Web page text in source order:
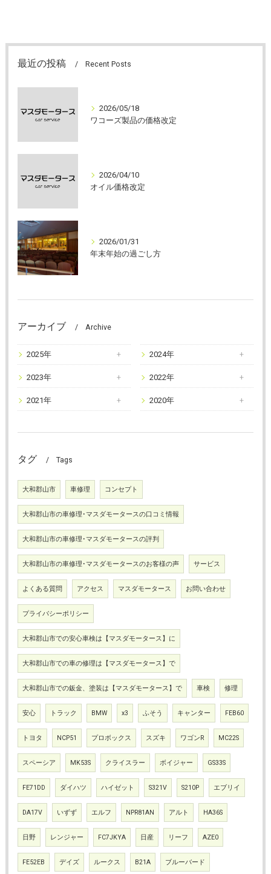
最近の投稿 Recent Posts
2026/05/18
ワコーズ製品の価格改定
2026/04/10
オイル価格改定
2026/01/31
年末年始の過ごし方
アーカイブ Archive
2025年 2024年
2023年 2022年
2021年 2020年
タグ Tags
大和郡山市 車修理 コンセプト
大和郡山市の車修理･マスダモータースの口コミ情報
大和郡山市の車修理･マスダモータースの評判
大和郡山市の車修理･マスダモータースのお客様の声 サービス
よくある質問 アクセス マスダモータース お問い合わせ
プライバシーポリシー
大和郡山市での安心車検は【マスダモータース】に
大和郡山市での車の修理は【マスダモータース】で
大和郡山市での鈑金、塗装は【マスダモータース】で 車検 修理
安心 トラック BMW x3 ふそう キャンター FEB60
トヨタ NCP51 プロボックス スズキ ワゴンR MC22S
スペーシア MK53S クライスラー ボイジャー GS33S
FE71DD ダイハツ ハイゼット S321V S210P エブリイ
DA17V いずず エルフ NPR81AN アルト HA36S
日野 レンジャー FC7JKYA 日産 リーフ AZE0
FE52EB デイズ ルークス B21A ブルーバード